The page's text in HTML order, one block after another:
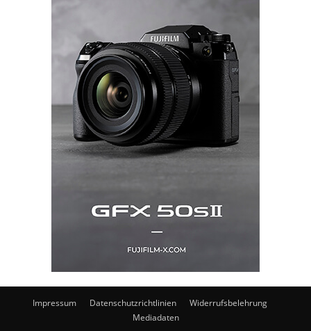
Impressum Datenschutzrichtlinien
Widerrufsbelehrung
Mediadaten